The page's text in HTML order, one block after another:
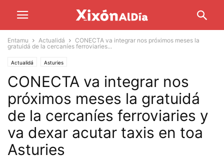
Entamu Actualidá
CONECTA va integrar nos próximos meses la
gratuidá de la cercaníes ferroviaries...
Actualidá Asturies
CONECTA va integrar nos
próximos meses la gratuidá
de la cercaníes ferroviaries y
va dexar acutar taxis en toa
Asturies